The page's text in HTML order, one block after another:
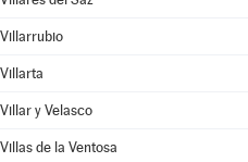
Villarrubio
Villarta
Villar y Velasco
Villas de la Ventosa